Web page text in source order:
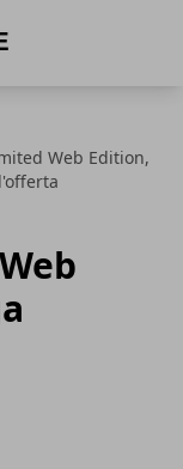
Web Edition,